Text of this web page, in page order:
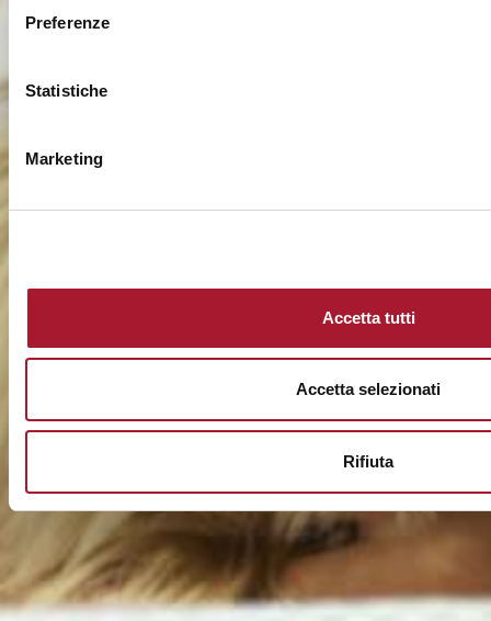
Preferenze
Statistiche
Marketing
Accetta tutti
Accetta selezionati
Rifiuta